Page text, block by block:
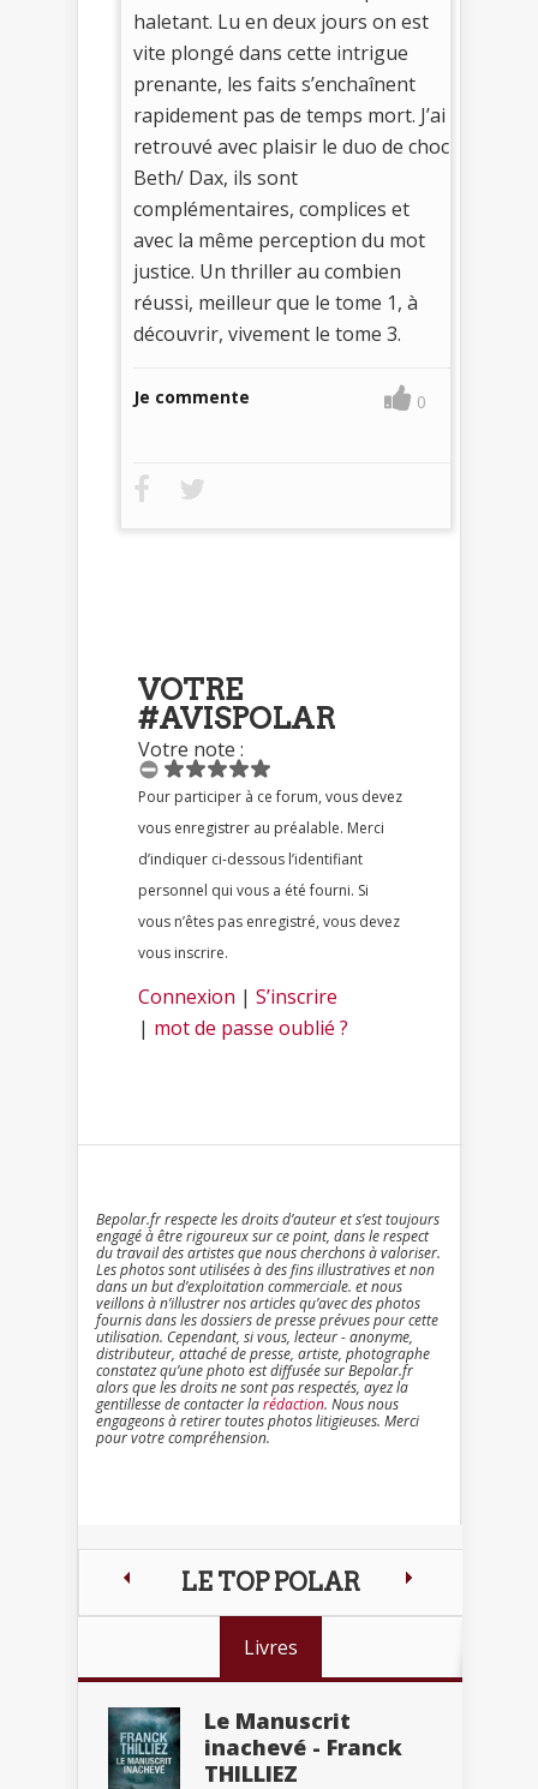
haletant. Lu en deux jours on est
vite plongé dans cette intrigue
prenante, les faits s’enchaînent
rapidement pas de temps mort. J’ai
retrouvé avec plaisir le duo de choc
Beth/ Dax, ils sont
complémentaires, complices et
avec la même perception du mot
justice. Un thriller au combien
réussi, meilleur que le tome 1, à
découvrir, vivement le tome 3.
Je commente 0
VOTRE
#AVISPOLAR
Votre note :
Pour participer à ce forum, vous devez
vous enregistrer au préalable. Merci
d’indiquer ci-dessous l’identifiant
personnel qui vous a été fourni. Si
vous n’êtes pas enregistré, vous devez
vous inscrire.
Connexion | S’inscrire
| mot de passe oublié ?
Bepolar.fr respecte les droits d’auteur et s’est toujours
engagé à être rigoureux sur ce point, dans le respect
du travail des artistes que nous cherchons à valoriser.
Les photos sont utilisées à des fins illustratives et non
dans un but d’exploitation commerciale. et nous
veillons à n’illustrer nos articles qu’avec des photos
fournis dans les dossiers de presse prévues pour cette
utilisation. Cependant, si vous, lecteur - anonyme,
distributeur, attaché de presse, artiste, photographe
constatez qu’une photo est diffusée sur Bepolar.fr
alors que les droits ne sont pas respectés, ayez la
gentillesse de contacter larédaction. Nous nous
engageons à retirer toutes photos litigieuses. Merci
pour votre compréhension.
LE TOP POLAR
Livres
Le Manuscrit
inachevé - Franck
THILLIEZ